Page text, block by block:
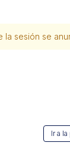
la sesión se
Ir a